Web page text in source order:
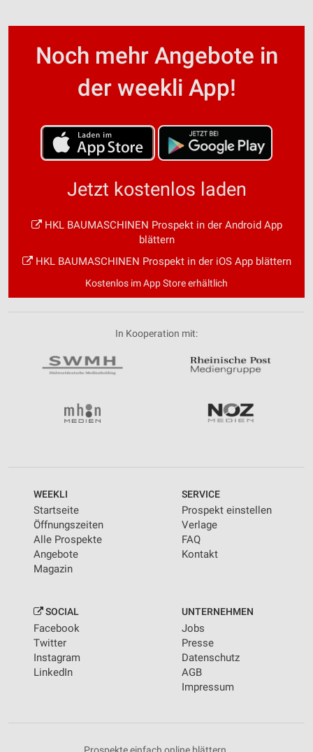
Noch mehr Angebote in
der weekli App!
Jetzt kostenlos laden
HKL BAUMASCHINEN Prospekt in der Android App
blättern
HKL BAUMASCHINEN Prospekt in der iOS App blättern
Kostenlos im App Store erhältlich
In Kooperation mit:
WEEKLI
Startseite
Öffnungszeiten
Alle Prospekte
Angebote
Magazin
SERVICE
Prospekt einstellen
Verlage
FAQ
Kontakt
SOCIAL
Facebook
Twitter
Instagram
LinkedIn
UNTERNEHMEN
Jobs
Presse
Datenschutz
AGB
Impressum
Prospekte einfach online blättern.